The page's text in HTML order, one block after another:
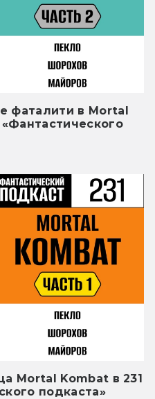
фаталити в Mortal
Mortal Kombat в 231
подкаста»